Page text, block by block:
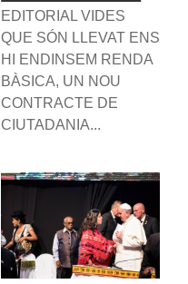
EDITORIAL VIDES
QUE SÓN LLEVAT ENS
HI ENDINSEM RENDA
BÀSICA, UN NOU
CONTRACTE DE
CIUTADANIA...